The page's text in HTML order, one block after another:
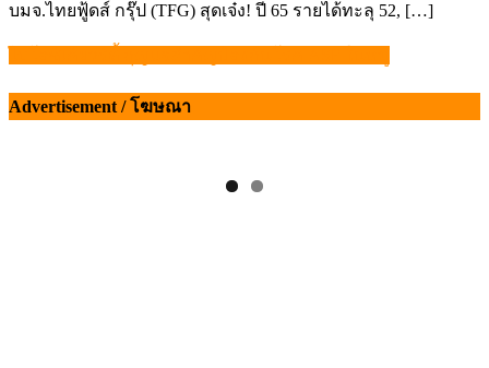
บมจ.ไทยฟู้ดส์ กรุ๊ป (TFG) สุดเจ๋ง! ปี 65 รายได้ทะลุ 52, […]
แนะแนว
เรื่อง
Advertisement / โฆษณา